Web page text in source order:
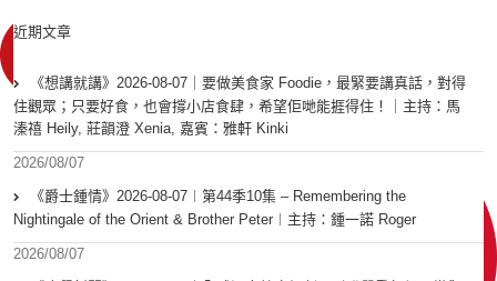
近期文章
《想講就講》2026-08-07｜要做美食家 Foodie，最緊要講真話，對得
住觀眾；只要好食，也會撐小店食肆，希望佢哋能捱得住！｜主持：馬
溱禧 Heily, 莊韻澄 Xenia, 嘉賓：雅軒 Kinki
2026/08/07
《爵士鍾情》2026-08-07︱第44季10集 – Remembering the
Nightingale of the Orient & Brother Peter︱主持：鍾一諾 Roger
2026/08/07